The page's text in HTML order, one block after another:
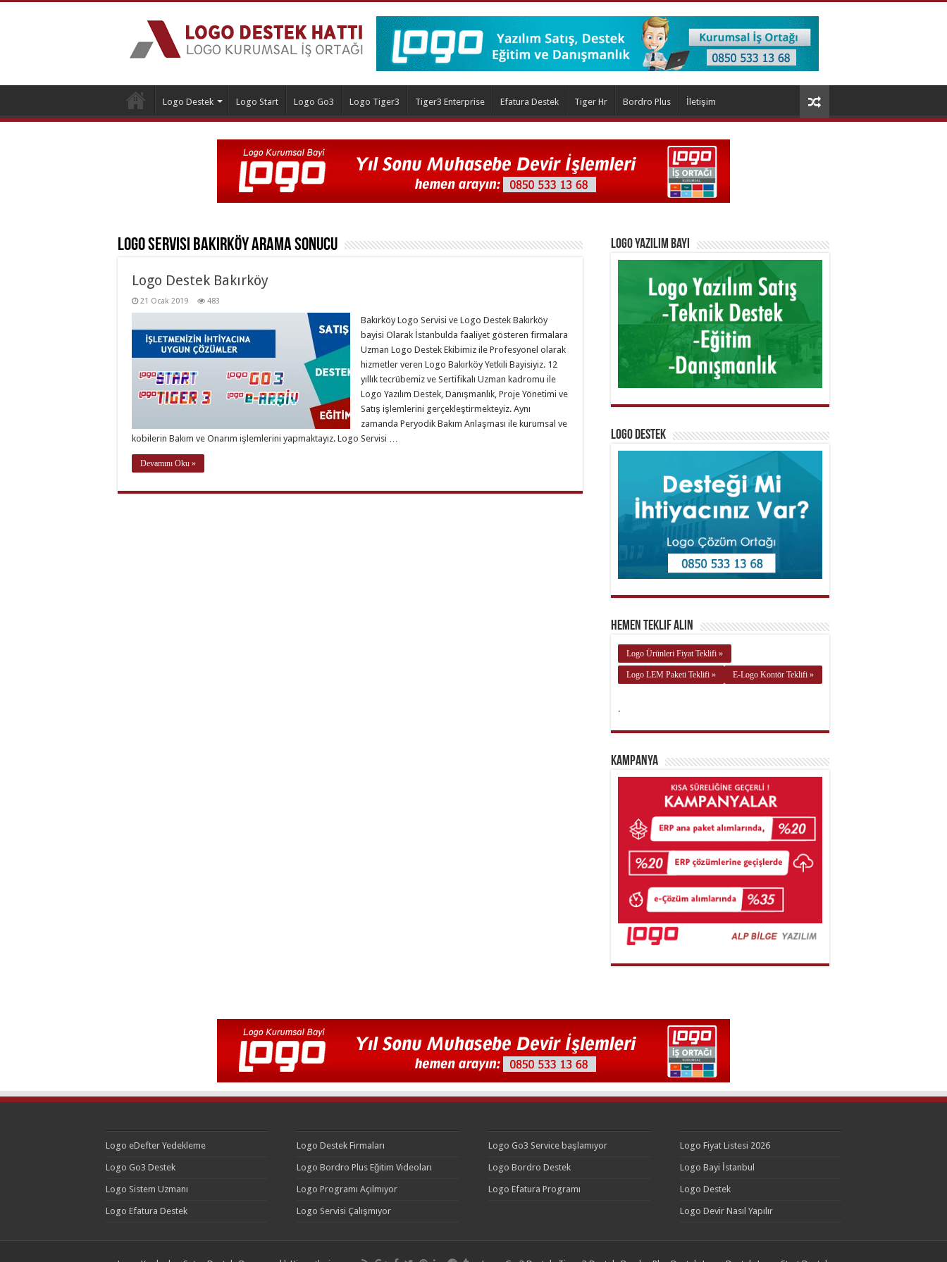
Logo Destek Logo Start Logo Go3 Logo Tiger3 Tiger3 Enterprise Efatura Destek Tiger Hr Bordro Plus İletişim
Logo Servisi BakırköyArama Sonucu
Logo Destek Bakırköy
21 Ocak 2019 483
Bakırköy Logo Servisi ve Logo Destek Bakırköy
bayisi Olarak İstanbulda faaliyet gösteren firmalara
Uzman Logo Destek Ekibimiz ile Profesyonel olarak
hizmetler veren Logo Bakırköy Yetkili Bayisiyiz. 12
yıllık tecrübemiz ve Sertifikalı Uzman kadromu ile
Logo Yazılım Destek, Danışmanlık, Proje Yönetimi ve
Satış işlemlerini gerçekleştirmekteyiz. Aynı
zamanda Peryodik Bakım Anlaşması ile kurumsal ve
kobilerin Bakım ve Onarım işlemlerini yapmaktayız. Logo Servisi …
Devamını Oku »
Logo Yazılım Bayi
Logo Destek
Hemen Teklif Alın
Logo Ürünleri Fiyat Teklifi »
Logo LEM Paketi Teklifi » E-Logo Kontör Teklifi »
.
Kampanya
Logo eDefter Yedekleme
Logo Go3 Destek
Logo Sistem Uzmanı
Logo Efatura Destek
Logo Destek Firmaları
Logo Bordro Plus Eğitim Videoları
Logo Programı Açılmıyor
Logo Servisi Çalışmıyor
Logo Go3 Service başlamıyor
Logo Bordro Destek
Logo Efatura Programı
Logo Fiyat Listesi 2026
Logo Bayi İstanbul
Logo Destek
Logo Devir Nasıl Yapılır